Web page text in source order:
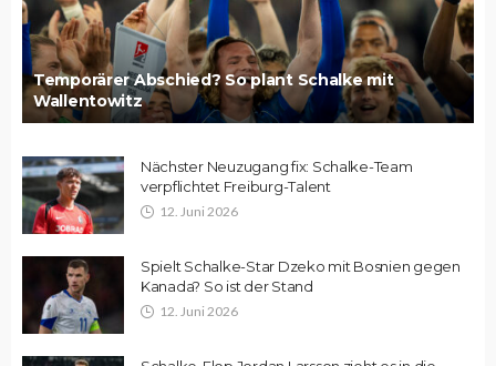
Temporärer Abschied? So plant Schalke mit
Wallentowitz
Nächster Neuzugang fix: Schalke-Team
verpflichtet Freiburg-Talent
12. Juni 2026
Spielt Schalke-Star Dzeko mit Bosnien gegen
Kanada? So ist der Stand
12. Juni 2026